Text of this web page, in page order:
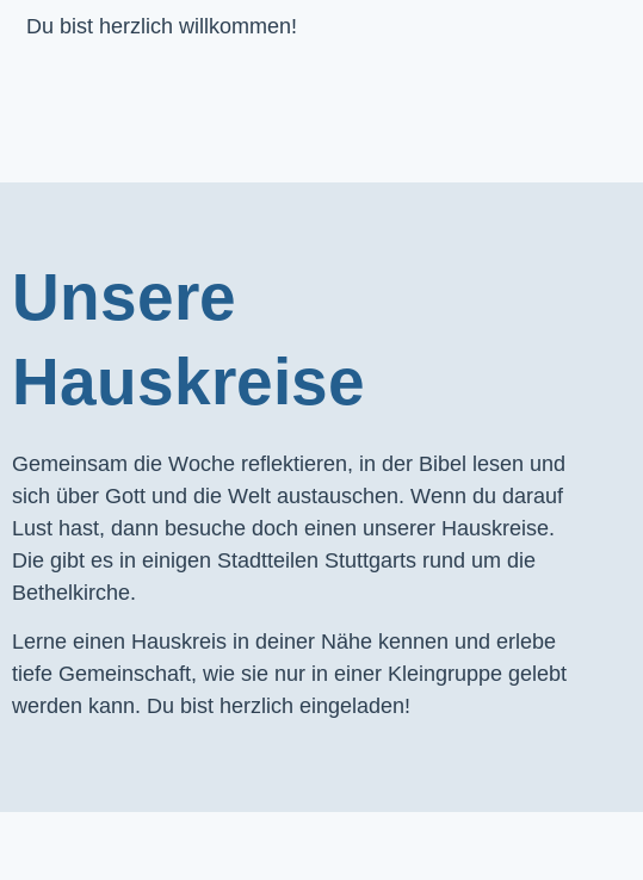
Du bist herzlich willkommen!
Unsere
Hauskreise
Gemeinsam die Woche reflektieren, in der Bibel lesen und
sich über Gott und die Welt austauschen. Wenn du darauf
Lust hast, dann besuche doch einen unserer Hauskreise.
Die gibt es in einigen Stadtteilen Stuttgarts rund um die
Bethelkirche.
Lerne einen Hauskreis in deiner Nähe kennen und erlebe
tiefe Gemeinschaft, wie sie nur in einer Kleingruppe gelebt
werden kann. Du bist herzlich eingeladen!